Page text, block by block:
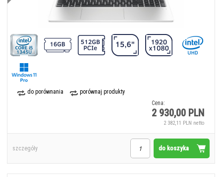
do porównania
porównaj produkty
Cena:
2 930,00 PLN
2 382,11 PLN netto
do koszyka
szczegóły